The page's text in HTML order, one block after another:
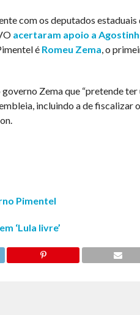
com os deputados estaduais
acertaram apoio a
é Romeu Zema , o
Zema que “pretende ter
incluindo a de fiscalizar
Pimentel
‘Lula livre’